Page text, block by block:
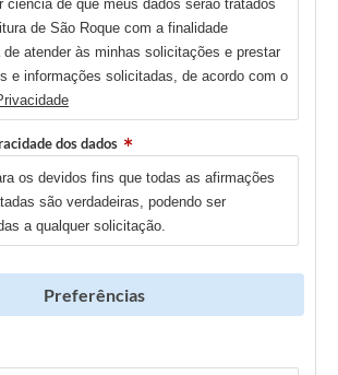
ciência de que meus dados serão tratados
de São Roque com a finalidade
atender às minhas solicitações e prestar
e informações solicitadas, de acordo com o
dos dados
os devidos fins que todas as afirmações
são verdadeiras, podendo ser
a qualquer solicitação.
Preferências